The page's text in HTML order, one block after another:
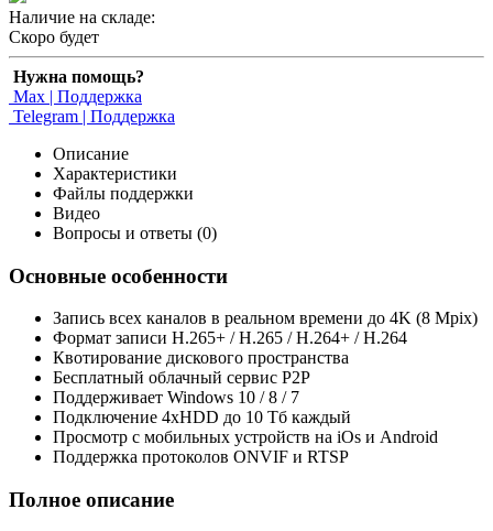
Наличие на складе:
Скоро будет
Нужна помощь?
Max | Поддержка
Telegram | Поддержка
Описание
Характеристики
Файлы поддержки
Видео
Вопросы и ответы (0)
Основные особенности
Запись всех каналов в реальном времени до 4K (8 Mpix)
Формат записи H.265+ / H.265 / H.264+ / H.264
Квотирование дискового пространства
Бесплатный облачный сервис Р2Р
Поддерживает Windows 10 / 8 / 7
Подключение 4xHDD до 10 Тб каждый
Просмотр с мобильных устройств на iOs и Android
Поддержка протоколов ONVIF и RTSP
Полное описание